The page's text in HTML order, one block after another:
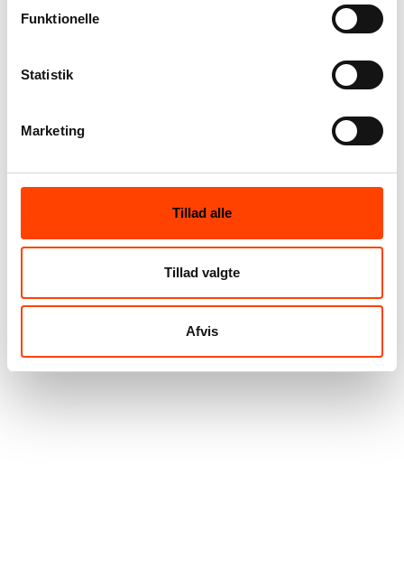
Funktionelle
Statistik
Marketing
Tillad alle
Tillad valgte
Afvis